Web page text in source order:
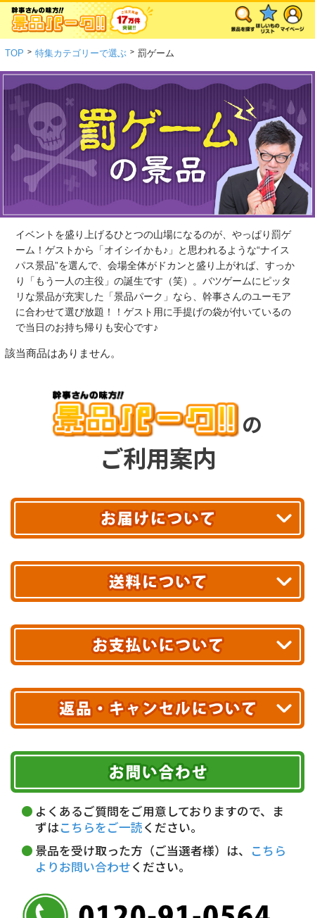
TOP > 特集カテゴリーで選ぶ > 罰ゲーム
イベントを盛り上げるひとつの山場になるのが、やっぱり罰ゲ
ーム！ゲストから「オイシイかも♪」と思われるような“ナイス
パス景品”を選んで、会場全体がドカンと盛り上がれば、すっか
り「もう一人の主役」の誕生です（笑）。バツゲームにピッタ
リな景品が充実した「景品パーク」なら、幹事さんのユーモア
に合わせて選び放題！！ゲスト用に手提げの袋が付いているの
で当日のお持ち帰りも安心です♪
該当商品はありません。
の
ご利用案内
最短翌日お届け!
あす着エリアが対象です。
エリアやお届け日の確認はこちら▶
※ 配送業者による配送遅延が生じる可能性がございます。
※ 沖縄・離島はお届けできません。
送料無料!
10,000円未満 全国一律1,100円(税込)
配送業者
ヤマト運輸
お届け可能時間帯
午前中 14～16時
16～18時
18～20時
19～21時 指定なし
クレジットカード
代金引換(現金のみ)
5,000円未満…330円(税込)
銀行振込(前払い)
普通 7263489
期限を含むルール（条件）や、お客様にご負担い
ただく費用がございます。
詳しくはこちら▶
よくあるご質問をご用意しておりますので、ま
ずはこちらをご一読ください。
景品を受け取った方（ご当選者様）は、
こちら
よりお問い合わせください。